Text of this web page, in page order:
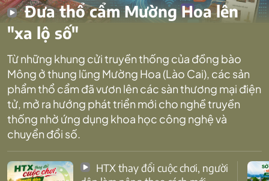
Đưa thổ cẩm Mường Hoa lên
"xa lộ số"
Từ những khung cửi truyền thống của đồng bào
Mông ở thung lũng Mường Hoa (Lào Cai), các sản
phẩm thổ cẩm đã vươn lên các sàn thương mại điện
tử, mở ra hướng phát triển mới cho nghề truyền
thống nhờ ứng dụng khoa học công nghệ và
chuyển đổi số.